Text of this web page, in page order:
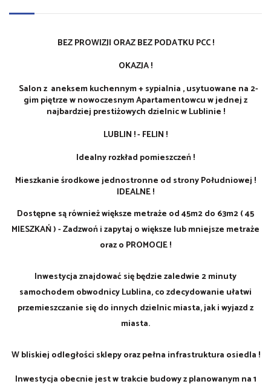
BEZ PROWIZJI ORAZ BEZ PODATKU PCC !
OKAZJA !
Salon z aneksem kuchennym + sypialnia , usytuowane na 2-
gim piętrze w nowoczesnym Apartamentowcu w jednej z
najbardziej prestiżowych dzielnic w Lublinie !
LUBLIN ! - FELIN !
Idealny rozkład pomieszczeń !
Mieszkanie środkowe jednostronne od strony Południowej !
IDEALNE !
Dostępne są również większe metraże od 45m2 do 63m2 ( 45
MIESZKAŃ ) - Zadzwoń i zapytaj o większe lub mniejsze metraże
oraz o PROMOCJE !
Inwestycja znajdować się będzie zaledwie 2 minuty
samochodem obwodnicy Lublina, co zdecydowanie ułatwi
przemieszczanie się do innych dzielnic miasta, jak i wyjazd z
miasta.
W bliskiej odległości sklepy oraz pełna infrastruktura osiedla !
Inwestycja obecnie jest w trakcie budowy z planowanym na 1